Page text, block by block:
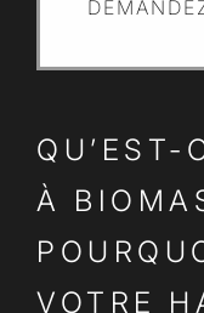
QU’EST-
À
VOTRE